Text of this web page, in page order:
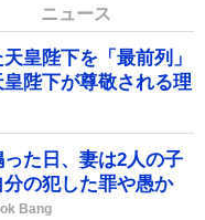
ニュース
皇陛下を「最前列」
陛下が尊敬される理
った日、妻は2人の子
の犯した罪や愚か
Bang